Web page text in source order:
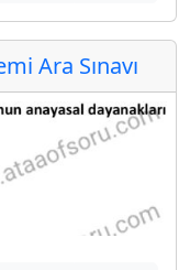
Ara Sınavı